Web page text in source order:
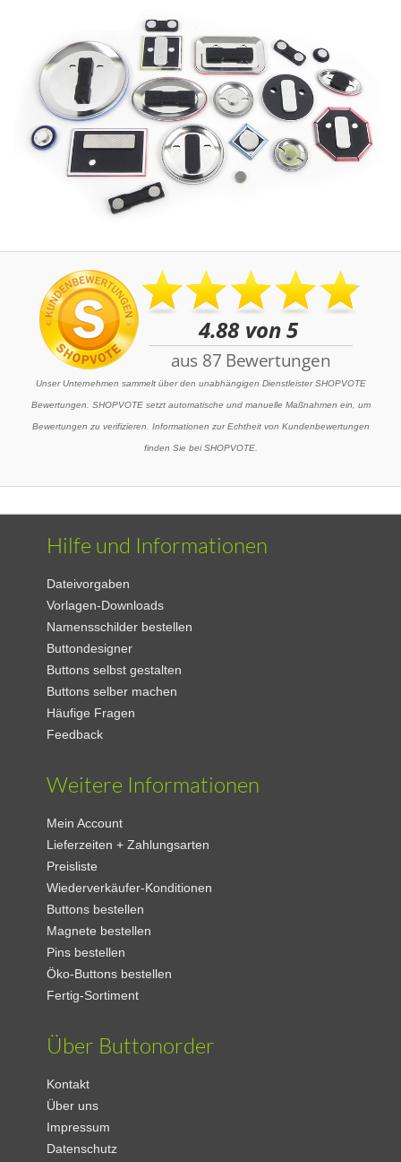
Unser Unternehmen sammelt über den unabhängigen Dienstleister SHOPVOTE
Bewertungen. SHOPVOTE setzt automatische und manuelle Maßnahmen ein, um
Bewertungen zu verifizieren. Informationen zur Echtheit von Kundenbewertungen
finden Sie bei SHOPVOTE.
Hilfe und Informationen
Dateivorgaben
Vorlagen-Downloads
Namensschilder bestellen
Buttondesigner
Buttons selbst gestalten
Buttons selber machen
Häufige Fragen
Feedback
Weitere Informationen
Mein Account
Lieferzeiten + Zahlungsarten
Preisliste
Wiederverkäufer-Konditionen
Buttons bestellen
Magnete bestellen
Pins bestellen
Öko-Buttons bestellen
Fertig-Sortiment
Über Buttonorder
Kontakt
Über uns
Impressum
Datenschutz